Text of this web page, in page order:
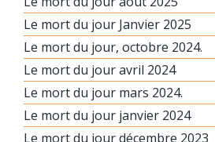
Le mort du jour Janvier 2025
Le mort du jour, octobre 2024.
Le mort du jour avril 2024
Le mort du jour mars 2024.
Le mort du jour janvier 2024
Le mort du jour décembre 2023